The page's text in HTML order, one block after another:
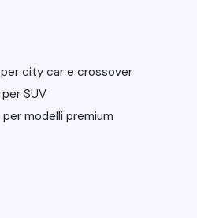
per city car e crossover
per SUV
per modelli premium